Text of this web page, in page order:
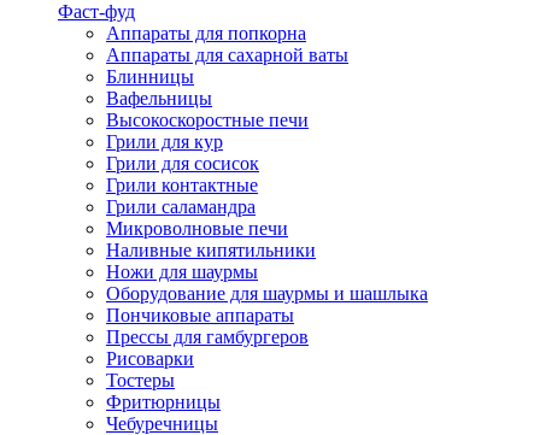
Фаст-фуд
Аппараты для попкорна
Аппараты для сахарной ваты
Блинницы
Вафельницы
Высокоскоростные печи
Грили для кур
Грили для сосисок
Грили контактные
Грили саламандра
Микроволновые печи
Наливные кипятильники
Ножи для шаурмы
Оборудование для шаурмы и шашлыка
Пончиковые аппараты
Прессы для гамбургеров
Рисоварки
Тостеры
Фритюрницы
Чебуречницы